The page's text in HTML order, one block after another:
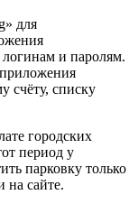
для
логинам и паролям.
счёту, списку
городских
период у
парковку только
сайте.